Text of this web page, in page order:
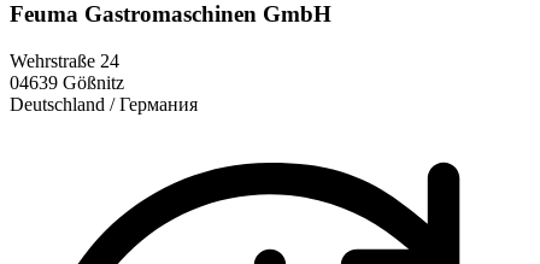
Feuma Gastromaschinen GmbH
Wehrstraße 24
04639 Gößnitz
Deutschland / Германия